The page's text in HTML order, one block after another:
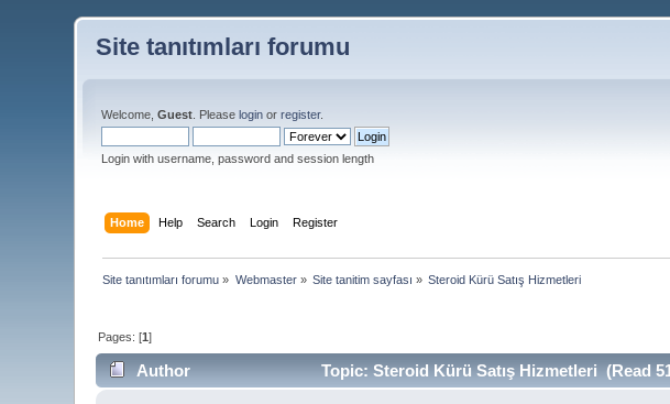
Site tanıtımları forumu
Welcome,Guest . Pleaselogin orregister.
Login with username, password and session length
Home Help Search Login Register
Site tanıtımları forumu » Webmaster» Site tanitim sayfası » Steroid Kürü Satış Hizmetleri
Pages: [1]
Author Topic: Steroid Kürü Satış Hizmetleri (Read